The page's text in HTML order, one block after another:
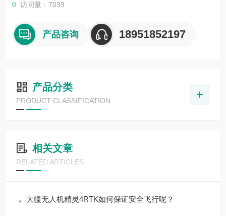
访问量：7039
产品咨询 18951852197
产品分类
PRODUCT CLASSIFICATION
相关文章
RELATED ARTICLES
大疆无人机精灵4RTK如何保证安全飞行呢？